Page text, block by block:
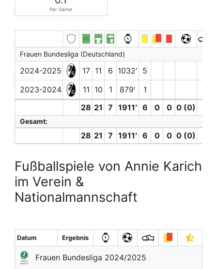
Per Game
Frauen Bundesliga (Deutschland)
2024-2025 17 11 6 1032′ 5
2023-2024
11 10 1 879′ 1
28 21 7 1911′ 6 0 0 0 (0)
Gesamt:
28 21 7 1911′ 6 0 0 0 (0)
Fußballspiele von Annie Karich
im Verein &
Nationalmannschaft
Datum Ergebnis
Frauen Bundesliga 2024/2025